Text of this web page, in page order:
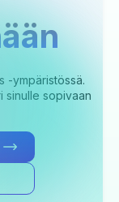
-ympäristössä.
sinulle sopivaan